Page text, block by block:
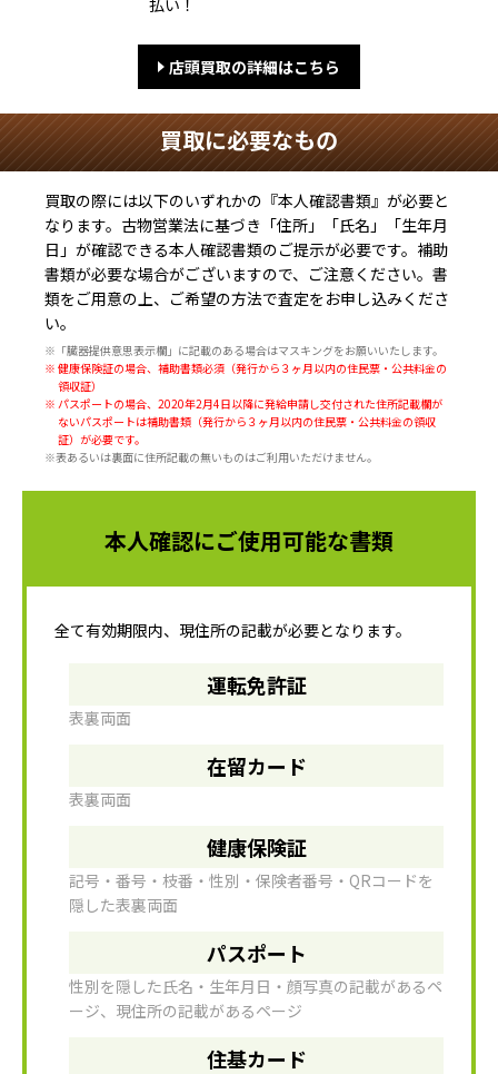
店頭買取の詳細はこちら
買取に必要なもの
買取の際には以下のいずれかの『本人確認書類』が必要と
なります。古物営業法に基づき 「住所」「氏名」「生年月
日」が確認できる本人確認書類のご提示が必要です。補助
書類が必要な場合がございますので、ご注意ください。書
類をご用意の上、ご希望の方法で査定をお申し込みくださ
い。
※「臓器提供意思表示欄」に記載のある場合はマスキングをお願いいたします。
※ 健康保険証の場合、補助書類必須（発行から３ヶ月以内の住民票・公共料金の
領収証）
※ パスポートの場合、2020年2月4日以降に発給申請し交付された住所記載欄が
ないパスポートは補助書類（発行から３ヶ月以内の住民票・公共料金の領収
証）が必要です。
※表あるいは裏面に住所記載の無いものはご利用いただけません。
本人確認にご使用可能な書類
全て有効期限内、現住所の記載が必要となります。
運転免許証
表裏両面
在留カード
表裏両面
健康保険証
記号・番号・枝番・性別・保険者番号・QRコードを
隠した表裏両面
パスポート
性別を隠した氏名・生年月日・顔写真の記載があるペ
ージ、現住所の記載があるページ
住基カード